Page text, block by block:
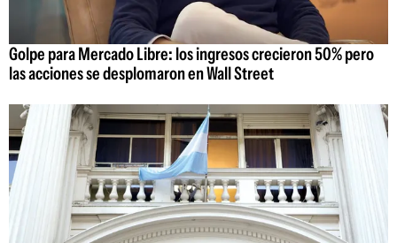
Golpe para Mercado Libre: los ingresos crecieron 50% pero
las acciones se desplomaron en Wall Street